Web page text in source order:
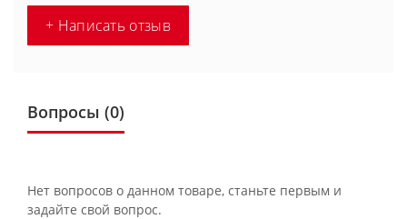
+ Написать отзыв
Вопросы (0)
Нет вопросов о данном товаре, станьте первым и
задайте свой вопрос.